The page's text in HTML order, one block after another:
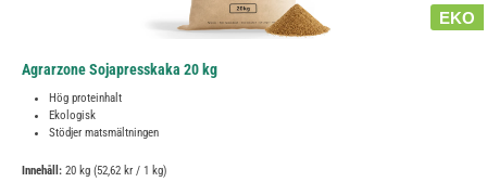
EKO
Agrarzone Sojapresskaka 20 kg
Hög proteinhalt
Ekologisk
Stödjer matsmältningen
Innehåll: 20 kg (52,62 kr / 1 kg)